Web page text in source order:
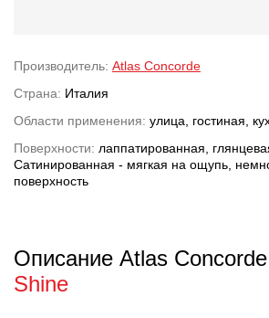
Производитель: Atlas Concorde
Страна: Италия
Области применения: улица, гостиная,
Поверхности: лаппатированная,
Сатинированная - мягкая на ощупь,
поверхность
Описание Atlas Concorde
Shine